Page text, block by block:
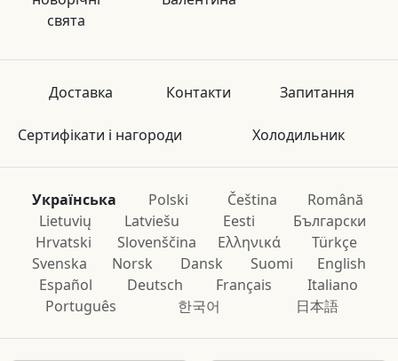
свята
Доставка Контакти Запитання
Сертифікати і нагороди Холодильник
Українська Polski Čeština
Română
Lietuvių
Latviešu Eesti
Български
Hrvatski
Slovenščina Ελληνικά
Türkçe
Svenska
Norsk Dansk Suomi
English
Español
Deutsch Français
Italiano
Português
한국어 日本語